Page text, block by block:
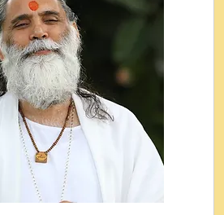
पाया मैं बड़ी मस्ती में हूँ । 2018 -
Ji Rasik.mp3
सनव मड उतत सर रख क, नल रव त
हथ रख द!.mp3
प्रीत, यूहीं दिन बीतते जाते हैं ।
- Swami Gyananand Ji
गद फर, पयर महन न रझद फर! shri